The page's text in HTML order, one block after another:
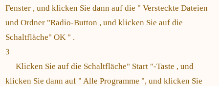
Fenster , und klicken Sie dann auf die " Versteckte Dateien
und Ordner "Radio-Button , und klicken Sie auf die
Schaltfläche" OK " .
3
Klicken Sie auf die Schaltfläche" Start "-Taste , und
klicken Sie dann auf " Alle Programme ", und klicken Sie